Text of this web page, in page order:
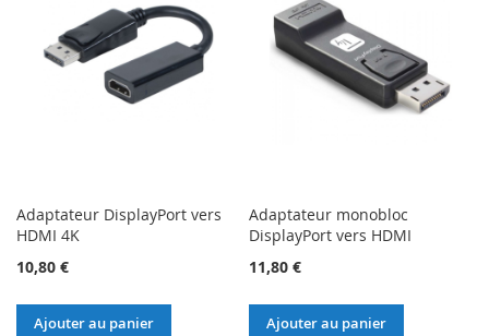
Adaptateur DisplayPort vers
HDMI 4K
10,80 €
Ajouter au panier
Adaptateur monobloc
DisplayPort vers HDMI
11,80 €
Ajouter au panier